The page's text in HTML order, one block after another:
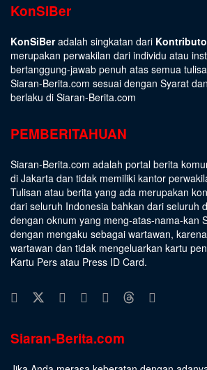
KonSiBer
KonSiBeradalah singkatan dari
merupakan perwakilan dari individu atau
bertanggung-jawab penuh atas semua
Siaran-Berita.com sesuai dengan Syarat
berlaku di Siaran-Berita.com
PEMBERITAHUAN
Siaran-Berita.com adalah portal berita
di Jakarta dan tidak memiliki kantor
Tulisan atau berita yang ada merupakan
dari seluruh Indonesia bahkan dari seluruh
dengan oknum yang meng-atas-nama-kan
dengan mengaku sebagai wartawan,
wartawan dan tidak mengeluarkan kartu
Kartu Pers atau Press ID Card.
Siaran-Berita.com